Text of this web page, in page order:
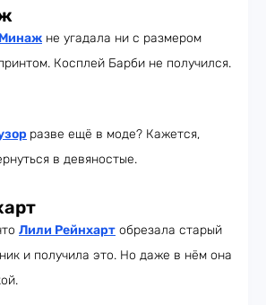
не угадала ни с размером
Косплей Барби не получился.
разве ещё в моде? Кажется,
в девяностые.
Лили Рейнхарт обрезала старый
и получила это. Но даже в нём она